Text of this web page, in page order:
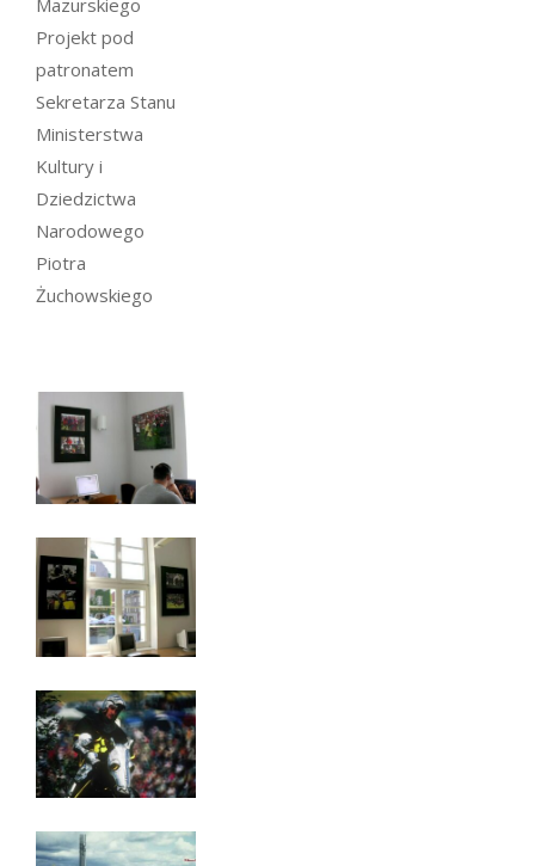
Mazurskiego
Projekt pod
patronatem
Sekretarza Stanu
Ministerstwa
Kultury i
Dziedzictwa
Narodowego
Piotra
Żuchowskiego